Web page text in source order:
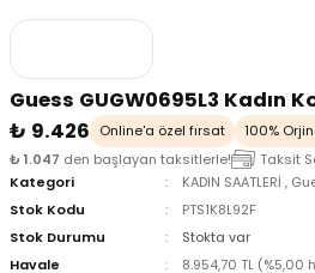
Guess GUGW0695L3 Kadın
₺ 9.426
Online'a özel fırsat 100%
₺ 1.047 den başlayan taksitlerle!
Taksit
Kategori
KADIN SAATLERİ ,
Stok Kodu
PTS1K8L92F
Stok Durumu
Stokta var
Havale
8.954,70 TL